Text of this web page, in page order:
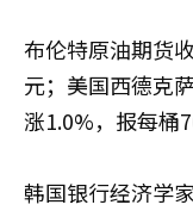
布伦特原油期货
元；美国西德克
涨1.0%，报每桶
韩国银行经济学